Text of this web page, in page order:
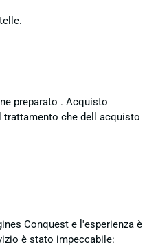
preparato . Acquisto
che dell acquisto
Conquest e l'esperienza è
è stato impeccabile: